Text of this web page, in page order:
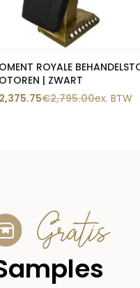
Snelle blik
ROYALE
| ZWART
€2,795.00ex. BTW
Gratis